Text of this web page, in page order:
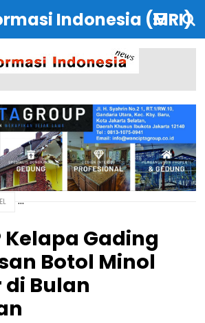
Indonesia (MRI)
Kelapa Gading
Botol Minol
di Bulan